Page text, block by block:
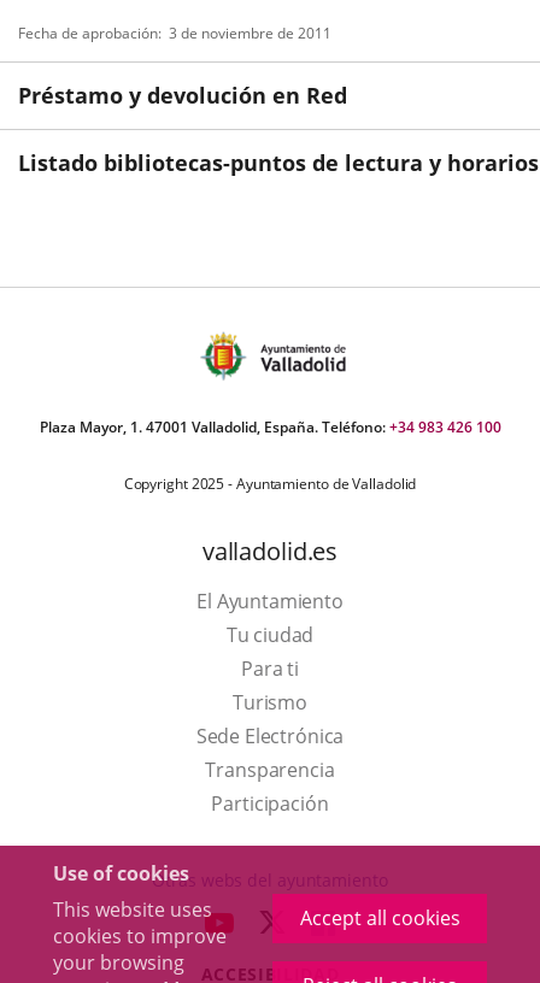
Use of cookies
This website uses
cookies to improve
your browsing
Accept all cookies
de
normativa
boletin
Fecha de aprobación 3 de noviembre de 2011
Préstamo y devolución en Red
Listado bibliotecas-puntos de lectura y horarios
Plaza Mayor, 1. 47001 Valladolid, España. Teléfono:+34 983 426 100
Copyright 2025 - Ayuntamiento de Valladolid
valladolid.es
El Ayuntamiento
Tu ciudad
Para ti
TurismoThis
link
will
open
up
window.
Sede Electrónica
Transparencia
Participación
Otras webs del ayuntamiento
LINK
LINK
TO
LINK
TO
ACCESIBILIDAD